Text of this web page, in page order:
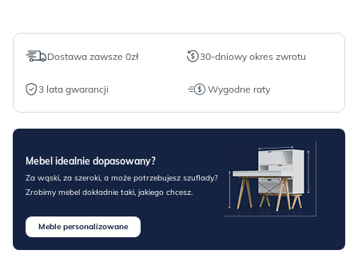
Dostawa zawsze 0zł 30-dniowy okres zwrotu
3 lata gwarancji Wygodne raty
Mebel idealnie dopasowany?
Za wąski, za szeroki, a może potrzebujesz szuflady?
Zrobimy mebel dokładnie taki, jakiego chcesz.
Meble personalizowane